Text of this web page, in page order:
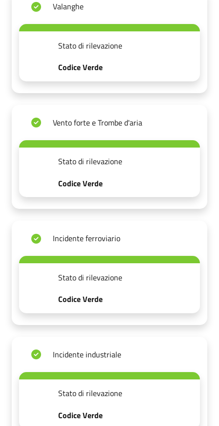
Valanghe
Stato di rilevazione
Codice Verde
Vento forte e Trombe d'aria
Stato di rilevazione
Codice Verde
Incidente ferroviario
Stato di rilevazione
Codice Verde
Incidente industriale
Stato di rilevazione
Codice Verde